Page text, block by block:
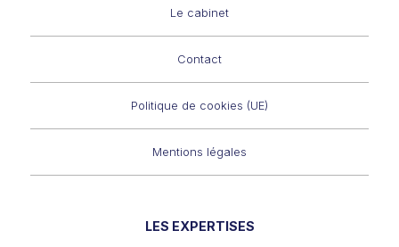
Le cabinet
Contact
Politique de cookies (UE)
Mentions légales
LES EXPERTISES